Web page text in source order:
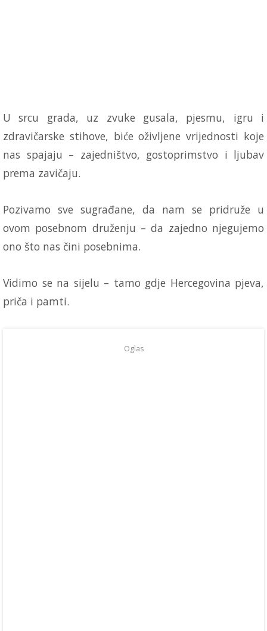
U srcu grada, uz zvuke gusala, pjesmu, igru i
zdravičarske stihove, biće oživljene vrijednosti koje
nas spajaju – zajedništvo, gostoprimstvo i ljubav
prema zavičaju.
Pozivamo sve sugrađane, da nam se pridruže u
ovom posebnom druženju – da zajedno njegujemo
ono što nas čini posebnima.
Vidimo se na sijelu – tamo gdje Hercegovina pjeva,
priča i pamti.
Oglas